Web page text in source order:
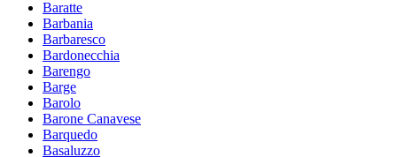
Baratte
Barbania
Barbaresco
Bardonecchia
Barengo
Barge
Barolo
Barone Canavese
Barquedo
Basaluzzo